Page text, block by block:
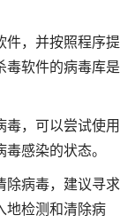
件，并按照程序提
毒软件的病毒库是
毒，可以尝试使用
感染的状态。
除病毒，建议寻求
地检测和清除病